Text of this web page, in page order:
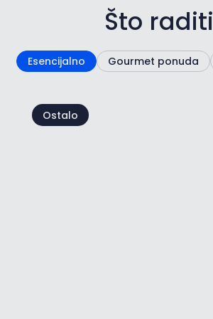
Što raditi
Esencijalno Gourmet ponuda
Ostalo